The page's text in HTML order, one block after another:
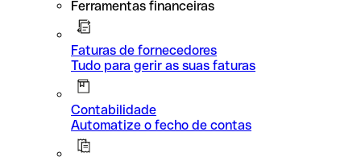
Ferramentas financeiras
Faturas de fornecedores
Tudo para gerir as suas faturas
Contabilidade
Automatize o fecho de contas